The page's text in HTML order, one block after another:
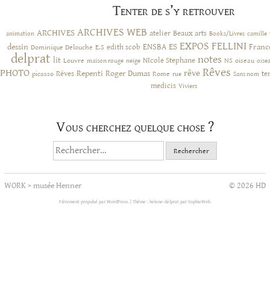
Tenter de s’y retrouver
animation ARCHIVES ARCHIVES WEB atelier Beaux arts Books/Livres camille
dessin Dominique Delouche E.S edith scob ENSBA ES EXPOS FELLINI
delprat lit Louvre maison rouge neige NIcole Stephane notes NS oiseau
PHOTO picasso Rêves Repenti Roger Dumas Rome rue rêve Rêves Sans nom
medicis Viviers
Vous cherchez quelque chose ?
Rechercher :
WORK>musée Henner © 2026 HD
Fièrement propulsé par WordPress. Thème : helene-delprat par SophieWeb.